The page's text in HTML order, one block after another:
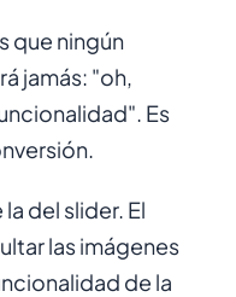
que ningún
jamás: "oh,
Es
del slider. El
las imágenes
de la